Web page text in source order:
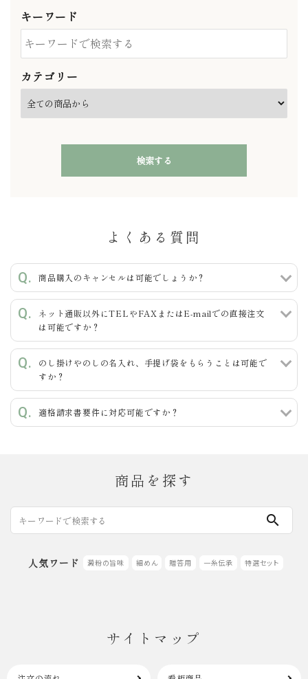
キーワード
カテゴリー
検索する
カテゴリー
よくある質問
商品購入のキャンセルは可能でしょうか？
ネット通販以外にTELやFAXまたはE-mailでの直接注文
は可能ですか？
のし掛けやのしの名入れ、手提げ袋をもらうことは可能で
すか？
適格請求書要件に対応可能ですか？
商品を探す
search
人気ワード 澱粉の旨味 細めん 贈答用 一糸伝承 特選セット
サイトマップ